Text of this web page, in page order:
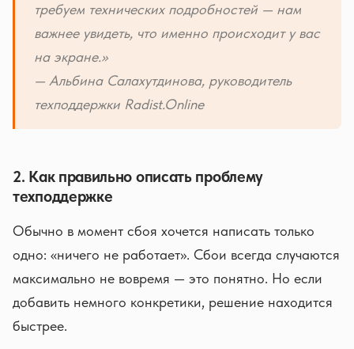
требуем технических подробностей — нам
важнее увидеть, что именно происходит у вас
на экране.»
— Альбина Салахутдинова, руководитель
техподдержки Radist.Online
2. Как правильно описать проблему
техподдержке
Обычно в момент сбоя хочется написать только
одно: «ничего не работает». Сбои всегда случаются
максимально не вовремя — это понятно. Но если
добавить немного конкретики, решение находится
быстрее.